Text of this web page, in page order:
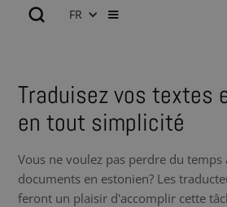
FR
Traduisez vos textes
en tout simplicité
Vous ne voulez pas perdre du
documents en estonien? Les
feront un plaisir d'accomplir cette